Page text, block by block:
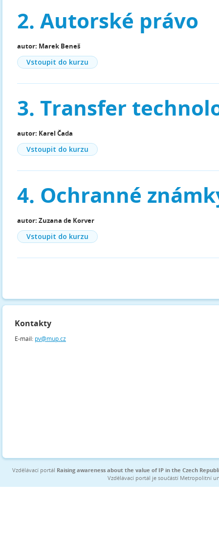
2. Autorské právo
autor: Marek Beneš
Vstoupit do kurzu
3. Transfer
autor: Karel Čada
Vstoupit do kurzu
4. Ochranné
autor: Zuzana de Korver
Vstoupit do kurzu
Kontakty
E-mail: pv@mup.cz
Vzdělávací portál Raising awareness about the value of IP in the Czech
Vzdělávací portál je součástí Metropolitní